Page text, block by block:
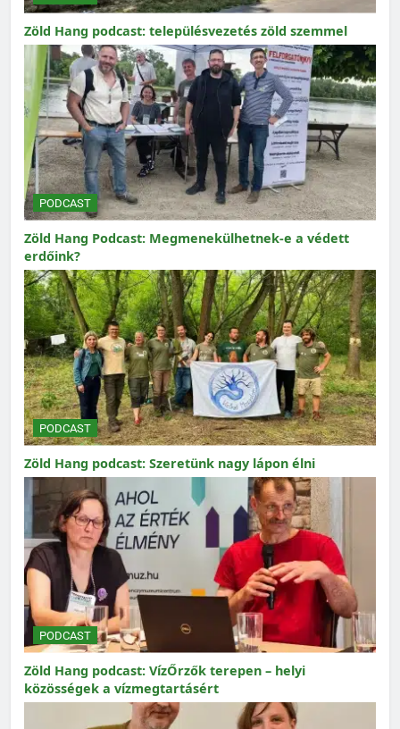
Zöld Hang podcast: településvezetés zöld szemmel
PODCAST
Zöld Hang Podcast: Megmenekülhetnek-e a védett
erdőink?
PODCAST
Zöld Hang podcast: Szeretünk nagy lápon élni
PODCAST
Zöld Hang podcast: VízŐrzők terepen – helyi
közösségek a vízmegtartásért